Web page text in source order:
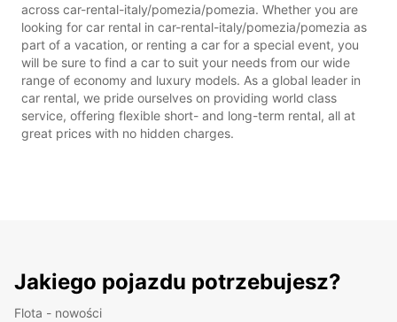
across car-rental-italy/pomezia/pomezia. Whether you are
looking for car rental in car-rental-italy/pomezia/pomezia as
part of a vacation, or renting a car for a special event, you
will be sure to find a car to suit your needs from our wide
range of economy and luxury models. As a global leader in
car rental, we pride ourselves on providing world class
service, offering flexible short- and long-term rental, all at
great prices with no hidden charges.
Jakiego pojazdu potrzebujesz?
Flota - nowości